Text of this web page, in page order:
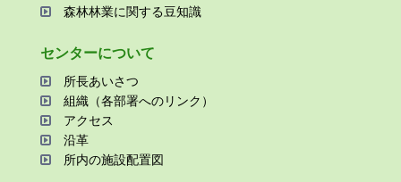
森林林業に関する⾖知識
センターについて
所⻑あいさつ
組織（各部署へのリンク）
アクセス
沿⾰
所内の施設配置図